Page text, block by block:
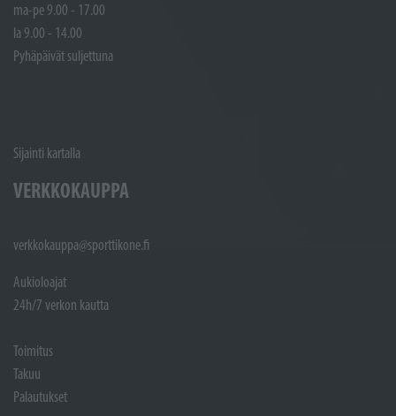
ma-pe 9.00 - 17.00
la 9.00 - 14.00
Pyhäpäivät suljettuna
Sijainti kartalla
VERKKOKAUPPA
verkkokauppa@sporttikone.fi
Aukioloajat
24h/7 verkon kautta
Toimitus
Takuu
Palautukset